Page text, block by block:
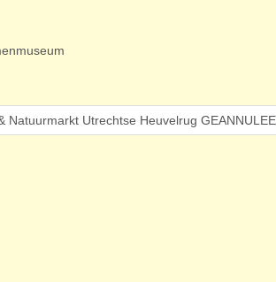
Natuurmarkt Utrechtse Heuvelrug